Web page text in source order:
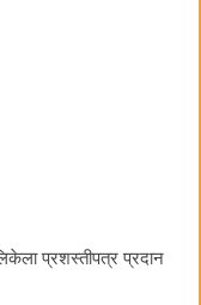
प्रशस्तीपत्र प्रदान